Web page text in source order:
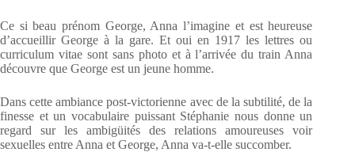
Ce si beau prénom George, Anna l’imagine et est heureuse
d’accueillir George à la gare. Et oui en 1917 les lettres ou
curriculum vitae sont sans photo et à l’arrivée du train Anna
découvre que George est un jeune homme.
Dans cette ambiance post-victorienne avec de la subtilité, de la
finesse et un vocabulaire puissant Stéphanie nous donne un
regard sur les ambigüités des relations amoureuses voir
sexuelles entre Anna et George, Anna va-t-elle succomber.